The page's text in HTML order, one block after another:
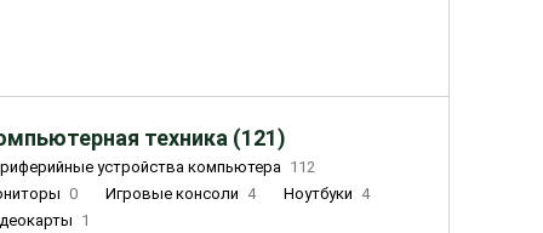
техника (121)
устройства компьютера 112
0 Игровые консоли 4 Ноутбуки 4
1